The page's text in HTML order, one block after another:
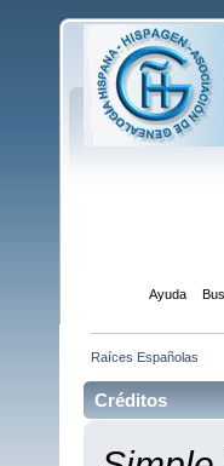
Ayuda
Raíces Españolas
Créditos